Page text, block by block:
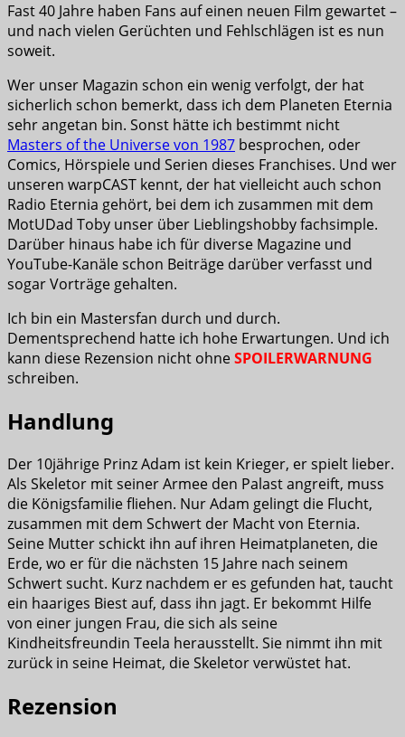
Fast 40 Jahre haben Fans auf einen neuen Film gewartet –
und nach vielen Gerüchten und Fehlschlägen ist es nun
soweit.
Wer unser Magazin schon ein wenig verfolgt, der hat
sicherlich schon bemerkt, dass ich dem Planeten Eternia
sehr angetan bin. Sonst hätte ich bestimmt nicht
Masters of the Universe von 1987 besprochen, oder
Comics, Hörspiele und Serien dieses Franchises. Und wer
unseren warpCAST kennt, der hat vielleicht auch schon
Radio Eternia gehört, bei dem ich zusammen mit dem
MotUDad Toby unser über Lieblingshobby fachsimple.
Darüber hinaus habe ich für diverse Magazine und
YouTube-Kanäle schon Beiträge darüber verfasst und
sogar Vorträge gehalten.
Ich bin ein Mastersfan durch und durch.
Dementsprechend hatte ich hohe Erwartungen. Und ich
kann diese Rezension nicht ohneSPOILERWARNUNG
schreiben.
Handlung
Der 10jährige Prinz Adam ist kein Krieger, er spielt lieber.
Als Skeletor mit seiner Armee den Palast angreift, muss
die Königsfamilie fliehen. Nur Adam gelingt die Flucht,
zusammen mit dem Schwert der Macht von Eternia.
Seine Mutter schickt ihn auf ihren Heimatplaneten, die
Erde, wo er für die nächsten 15 Jahre nach seinem
Schwert sucht. Kurz nachdem er es gefunden hat, taucht
ein haariges Biest auf, dass ihn jagt. Er bekommt Hilfe
von einer jungen Frau, die sich als seine
Kindheitsfreundin Teela herausstellt. Sie nimmt ihn mit
zurück in seine Heimat, die Skeletor verwüstet hat.
Rezension